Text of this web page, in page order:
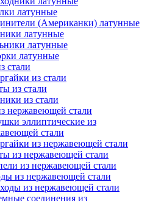
латунные
(Американки) латунные
латунные
латунные
латунные
стали
из стали
из стали
из стали
нержавеющей стали
эллиптические из
стали
из нержавеющей стали
из нержавеющей стали
из нержавеющей стали
из нержавеющей стали
из нержавеющей стали
соединения из